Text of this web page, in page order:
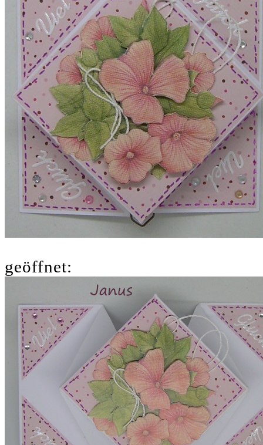
geöffnet: